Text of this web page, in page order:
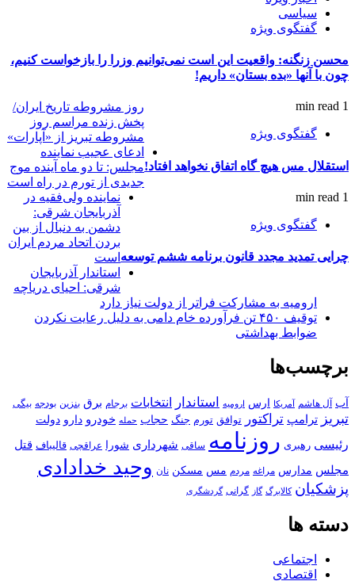
سیاسی
گفتگوی ویژه
محسن زنگنه: واقعیت این است نمی‌توانیم وزرا را بازخواست کنیم،
چون با آنها «بده بستان» داریم!
1 min read
گفتگوی ویژه
استقلال مس هیچ گاه اتفاق نخواهد افتاد!
1 min read
گفتگوی ویژه
چرایی تمدید مجدد قانون برنامه ششم توسعه
روز مشروطه تاریخ ایران/
پخش زنده مراسم روز
مشروطه تبریز از «آپارات»
ادعای عجیب نماینده
مجلس: تا دو ماه آینده موج
جدیدی از تورم در راه است
نماینده ولی‌فقیه در
آذربایجان شرقی:
دشمن به دنبال از بین
بردن اتحاد مردم ایران
است
استاندار آذربایجان
شرقی: احیای دریاچه
ارومیه به مشارکت فراتر از دولت نیاز دارد
توقیف ۴۵۰ تن فرآورده خام دامی به دلیل رعایت نکردن
ضوابط بهداشتی
برچسب‌ها
آب آل هاشم آمریکا ارس ارومیه استاندار انتخابات برجام برق بنزین بودجه بیگی
تبریز ترامپ تراکتور توافق تورم جنگ حجاب حمله خودرو دارو دولت
رئیسی رهبری روزنامه ساقی شهرداری شورا عراقچی قالیباف قتل
مجلس مدارس مراغه مردم مس مسکن نان وحید خدادادی
پزشکیان کالابرگ گاز گرانی گردشگری
دسته ها
اجتماعی
اقتصادی